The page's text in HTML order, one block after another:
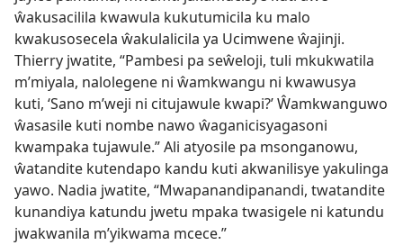
ŵakusacilila kwawula kukutumicila ku malo
kwakusosecela ŵakulalicila ya Ucimwene ŵajinji.
Thierry jwatite, “Pambesi pa seŵeloji, tuli mkukwatila
m’miyala, nalolegene ni ŵamkwangu ni kwawusya
kuti, ‘Sano m’weji ni citujawule kwapi?’ Ŵamkwanguwo
ŵasasile kuti nombe nawo ŵaganicisyagasoni
kwampaka tujawule.” Ali atyosile pa msonganowu,
ŵatandite kutendapo kandu kuti akwanilisye yakulinga
yawo. Nadia jwatite, “Mwapanandipanandi, twatandite
kunandiya katundu jwetu mpaka twasigele ni katundu
jwakwanila m’yikwama mcece.”